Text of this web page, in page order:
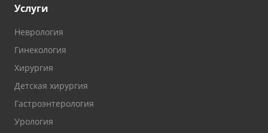
Услуги
Неврология
Гинекология
Хирургия
Детская хирургия
Гастроэнтерология
Урология